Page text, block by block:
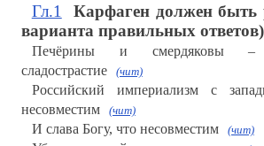
Гл.1
Карфаген должен быть
варианта правильных ответов)
Печёрины и смердяковы –
сладострастие
(чит)
Российский империализм с
несовместим
(чит)
И слава Богу, что несовместим (чит)